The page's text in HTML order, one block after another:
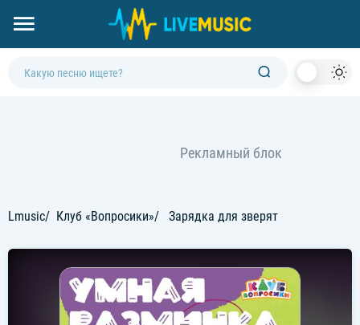
Lmusic Клуб «Вопросики» Зарядка для зверят